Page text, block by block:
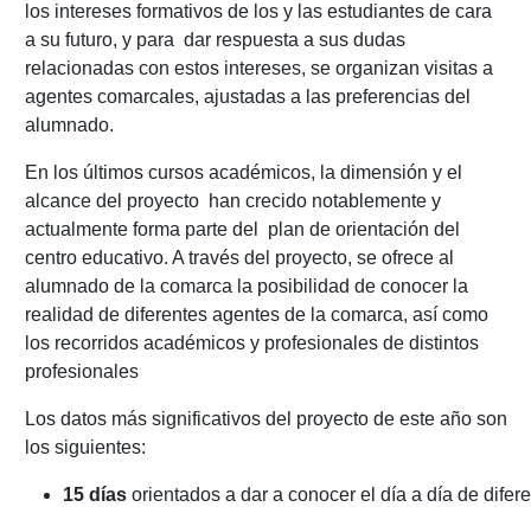
los intereses formativos de los y las estudiantes de cara
a su futuro, y para dar respuesta a sus dudas
relacionadas con estos intereses, se organizan visitas a
agentes comarcales, ajustadas a las preferencias del
alumnado.
En los últimos cursos académicos, la dimensión y el
alcance del proyecto han crecido notablemente y
actualmente forma parte del plan de orientación del
centro educativo. A través del proyecto, se ofrece al
alumnado de la comarca la posibilidad de conocer la
realidad de diferentes agentes de la comarca, así como
los recorridos académicos y profesionales de distintos
profesionales
Los datos más significativos del proyecto de este año son
los siguientes:
15 días orientados a dar a conocer el día a día de